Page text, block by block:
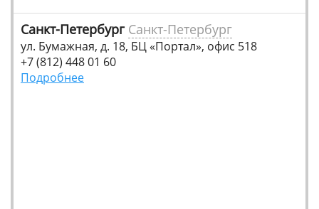
Санкт-Петербург Санкт-Петербург
ул. Бумажная, д. 18, БЦ «Портал», офис 518
+7 (812) 448 01 60
Подробнее